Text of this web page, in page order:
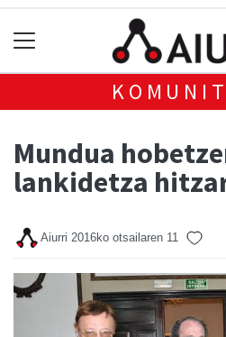
Mundua
lankidetza
Aiurri 2016ko otsailaren 11